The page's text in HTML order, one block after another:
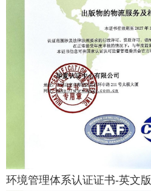
环境管理体系认证证书-英文版